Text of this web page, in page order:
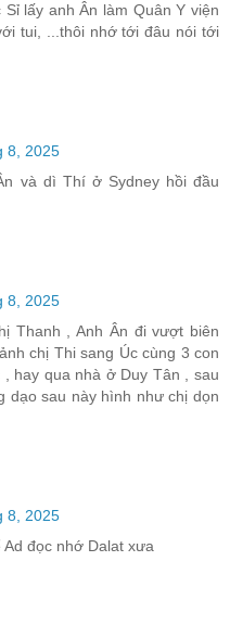
lấy anh Ân làm Quân Y viện
tui, ...thôi nhớ tới đâu nói tới
8, 2025
và dì Thí ở Sydney hồi đầu
8, 2025
Thanh , Anh Ân đi vượt biên
chị Thi sang Úc cùng 3 con
hay qua nhà ở Duy Tân , sau
dạo sau này hình như chị dọn
8, 2025
đọc nhớ Dalat xưa